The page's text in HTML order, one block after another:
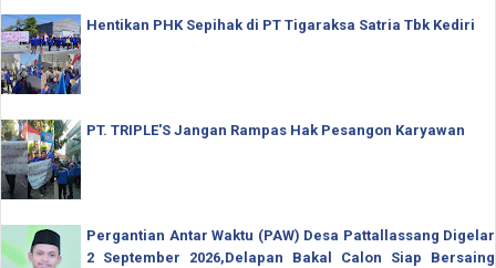
Hentikan PHK Sepihak di PT Tigaraksa Satria Tbk Kediri
PT. TRIPLE'S Jangan Rampas Hak Pesangon Karyawan
Pergantian Antar Waktu (PAW) Desa Pattallassang Digelar
2 September 2026,Delapan Bakal Calon Siap Bersaing